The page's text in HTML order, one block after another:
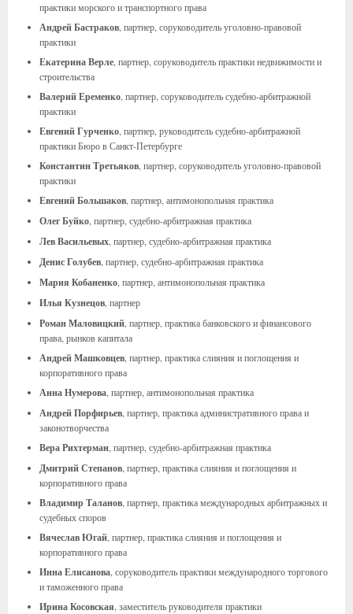
практики морского и транспортного права
Андрей Бастраков , партнер, соруководитель уголовно-правовой
практики
Екатерина Верле , партнер, соруководитель практики недвижимости и
строительства
Валерий Еременко , партнер, соруководитель судебно-арбитражной
практики
Евгений Гурченко , партнер, руководитель судебно-арбитражной
практики Бюро в Санкт-Петербурге
Константин Третьяков , партнер, соруководитель уголовно-правовой
практики
Евгений Большаков , партнер, антимонопольная практика
Олег Буйко , партнер, судебно-арбитражная практика
Лев Васильевых , партнер, судебно-арбитражная практика
Денис Голубев , партнер, судебно-арбитражная практика
Мария Кобаненко , партнер, антимонопольная практика
Илья Кузнецов , партнер
Роман Маловицкий , партнер, практика банковского и финансового
права, рынков капитала
Андрей Машковцев , партнер, практика слияния и поглощения и
корпоративного права
Анна Нумерова , партнер, антимонопольная практика
Андрей Порфирьев , партнер, практика административного права и
законотворчества
Вера Рихтерман , партнер, судебно-арбитражная практика
Дмитрий Степанов , партнер, практика слияния и поглощения и
корпоративного права
Владимир Таланов , партнер, практика международных арбитражных и
судебных споров
Вячеслав Югай , партнер, практика слияния и поглощения и
корпоративного права
Инна Елисанова , соруководитель практики международного торгового
и таможенного права
Ирина Косовская , заместитель руководителя практики